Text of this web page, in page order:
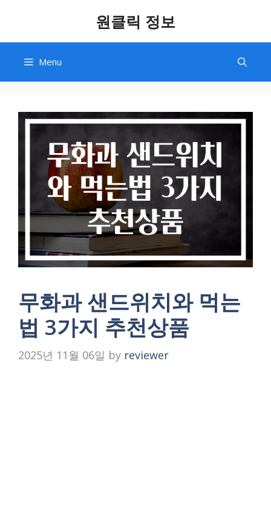
content
원클릭 정보
Menu
무화과 샌드위치와 먹는
법 3가지 추천상품
2025년 11월 06일 by reviewer